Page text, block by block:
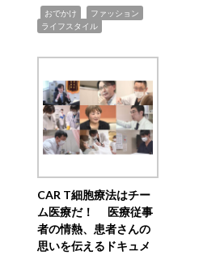
おでかけ ファッション
ライフスタイル
CAR T細胞療法はチー
ム医療だ！ 医療従事
者の情熱、患者さんの
思いを伝えるドキュメ